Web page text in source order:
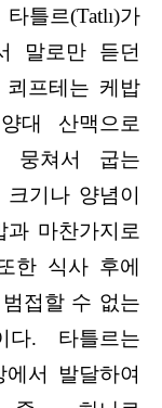
틀르(Tatlı)가
말로만 듣던
쾨프테는 케밥
대 산맥으로
뭉쳐서 굽는
기나 양념이
마찬가지로
한 식사 후에
접할 수 없는
다. 타틀르는
서 발달하여